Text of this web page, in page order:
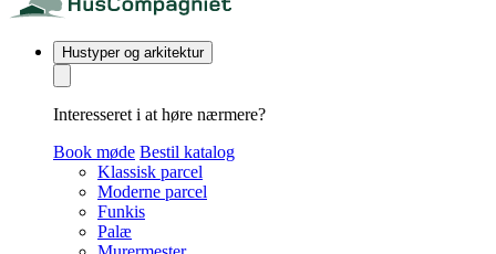
Hustyper og arkitektur
Interesseret i at høre nærmere?
Book møde Bestil katalog
Klassisk parcel
Moderne parcel
Funkis
Palæ